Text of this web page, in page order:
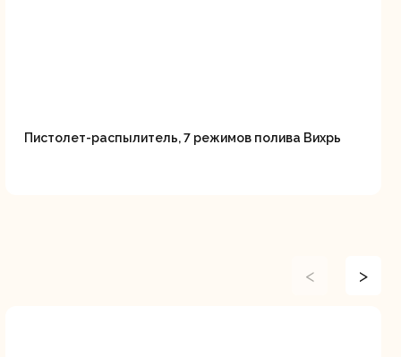
Пистолет-распылитель, 7 режимов полива Вихрь
< >